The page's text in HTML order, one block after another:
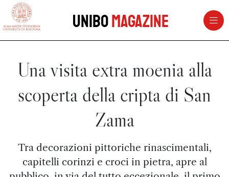
vai al contenuto della pagina
UniboMagazine
Una visita extra moenia alla
scoperta della cripta di San
Zama
Tra decorazioni pittoriche rinascimentali,
capitelli corinzi e croci in pietra, apre al